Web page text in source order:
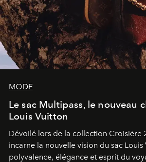
MODE
Le sac Multipass, le nouveau
Louis Vuitton
Dévoilé lors de la collection Croisière
incarne la nouvelle vision du sac Louis
polyvalence, élégance et esprit du